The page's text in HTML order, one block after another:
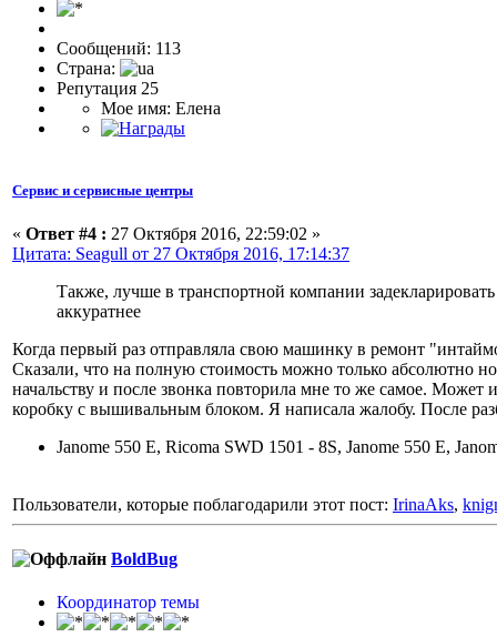
Сообщений: 113
Страна:
Репутация 25
Мое имя: Елена
Сервис и сервисные центры
« Ответ #4 : 27 Октября 2016, 22:59:02 »
Цитата: Seagull от 27 Октября 2016, 17:14:37
Также, лучше в транспортной компании
аккуратнее
Когда первый раз отправляла свою машинку в ремонт
Сказали, что на полную стоимость можно только абсолютно
начальству и после звонка повторила мне то же самое.
коробку с вышивальным блоком. Я написала жалобу. После
Janome 550 E, Ricoma SWD 1501 - 8S, Janome 550 E,
Пользователи, которые поблагодарили этот пост: IrinaAks,
BoldBug
Координатор темы